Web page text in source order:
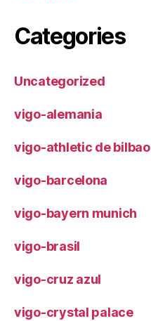
Categories
Uncategorized
vigo-alemania
vigo-athletic de bilbao
vigo-barcelona
vigo-bayern munich
vigo-brasil
vigo-cruz azul
vigo-crystal palace